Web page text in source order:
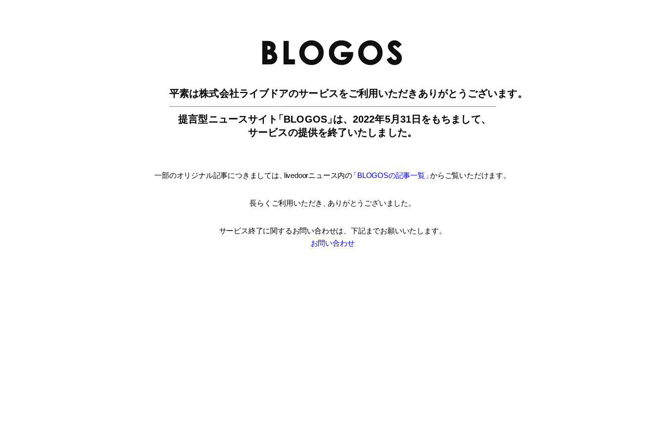
平素は株式会社ライブドアのサービスをご利用いただきありがとうございます。
提言型ニュースサイ ト「BLOGOS」は、2022年5月31日をもちまして、
サービスの提供を終了いたしました。
一部のオリジナル記事につきましては livedoorニュース内の「BLOGOSの記事一覧」 からご覧いただけます。
長らくご利用いただき ありがとうございました。
サービス終了に関するお問い合わせは、 下記までお願いいたします。
お問い合わせ